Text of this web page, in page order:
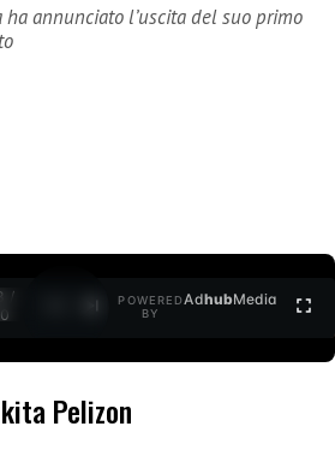
annunciato l’uscita del suo primo
/
POWERED
BY
AdhubMedia
Pelizon